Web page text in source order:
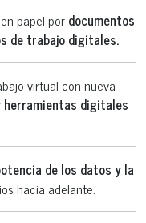
papel pordocumentos
de trabajo digitales.
virtual con nueva
digitales
de los datos y la
hacia adelante.